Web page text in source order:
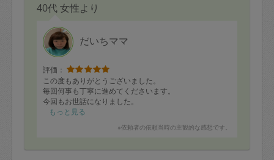
40代 女性より
だいちママ
評価：
この度もありがとうございました。
毎回何事も丁寧に進めてくださいます。
今回もお世話になりました。
もっと見る
※依頼者の依頼当時の主観的な感想です。